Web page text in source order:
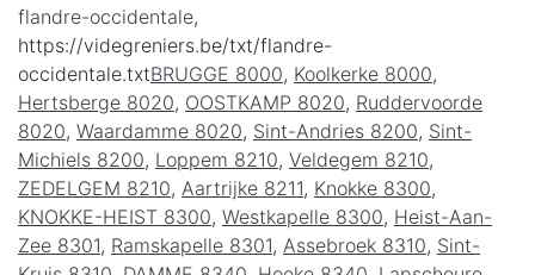
flandre-occidentale,
https://videgreniers.be/txt/flandre-
occidentale.txtBRUGGE 8000, Koolkerke 8000,
Hertsberge 8020, OOSTKAMP 8020, Ruddervoorde
8020, Waardamme 8020, Sint-Andries 8200, Sint-
Michiels 8200, Loppem 8210, Veldegem 8210,
ZEDELGEM 8210, Aartrijke 8211, Knokke 8300,
KNOKKE-HEIST 8300, Westkapelle 8300, Heist-Aan-
Zee 8301, Ramskapelle 8301, Assebroek 8310, Sint-